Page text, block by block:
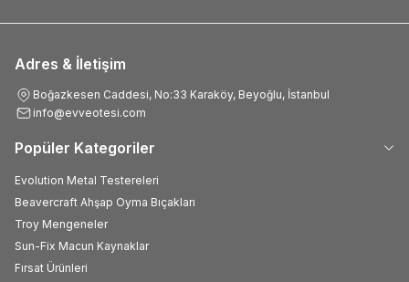
Adres & İletişim
Boğazkesen Caddesi, No:33 Karaköy, Beyoğlu, İstanbul
info@evveotesi.com
Popüler Kategoriler
Evolution Metal Testereleri
Beavercraft Ahşap Oyma Bıçakları
Troy Mengeneler
Sun-Fix Macun Kaynaklar
Fırsat Ürünleri